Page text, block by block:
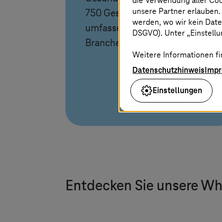
750 Gesundheitsexperten mit
umfassender
Branchenexpertise.
Entdecken Sie unsere
unsere Partner
werden, wo wir kein
DSGVO). Unter
Weitere Informationen
Datenschutzhinweis
Einstellungen